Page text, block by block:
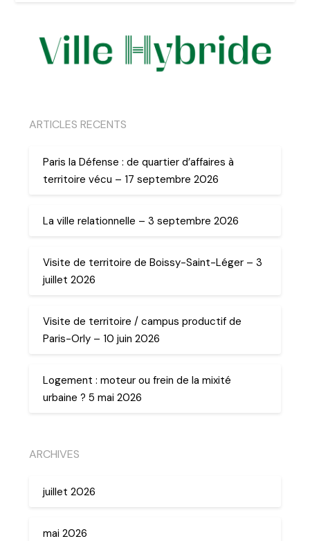
ARTICLES RECENTS
Paris la Défense : de quartier d’affaires à
territoire vécu – 17 septembre 2026
La ville relationnelle – 3 septembre 2026
Visite de territoire de Boissy-Saint-Léger – 3
juillet 2026
Visite de territoire / campus productif de
Paris-Orly – 10 juin 2026
Logement : moteur ou frein de la mixité
urbaine ? 5 mai 2026
ARCHIVES
juillet 2026
mai 2026